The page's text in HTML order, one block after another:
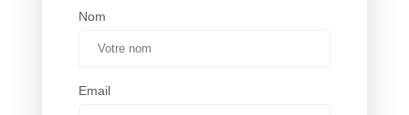
Nom
Email